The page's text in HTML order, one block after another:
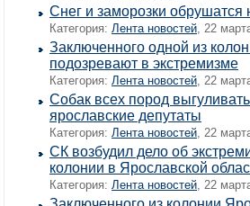
Снег и заморозки обрушатся
Категория: Лента новостей, 22
Заключенного одной из
подозревают в экстремизме
Категория: Лента новостей, 22
Собак всех пород
ярославские депутаты
Категория: Лента новостей, 22
СК возбудил дело об
колонии в Ярославской
Категория: Лента новостей, 22